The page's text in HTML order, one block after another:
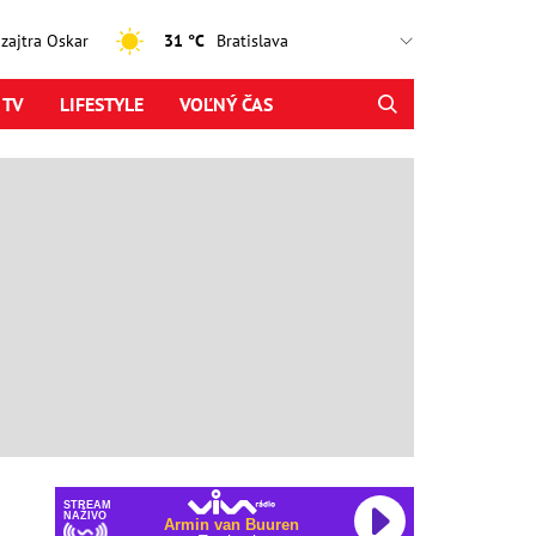
Oskar 31 °C
LIFESTYLE VOĽNÝ ČAS
STREAM
NAŽIVO
Armin van Buuren